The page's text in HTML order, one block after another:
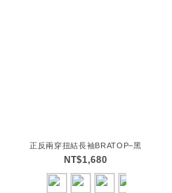
正反兩穿扭結長袖BRATOP–黑
NT$1,680